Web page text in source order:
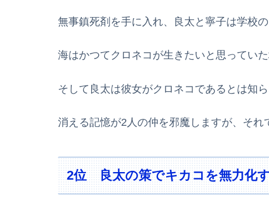
無事鎮死剤を手に入れ、良太と寧子は学校
海はかつてクロネコが生きたいと思っていた
そして良太は彼女がクロネコであるとは知
消える記憶が2人の仲を邪魔しますが、それ
2位 良太の策でキカコを無力化